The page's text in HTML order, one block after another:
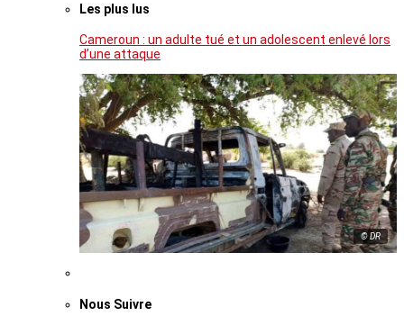
Les plus lus
Cameroun : un adulte tué et un adolescent enlevé lors
d’une attaque
© DR
Nous Suivre